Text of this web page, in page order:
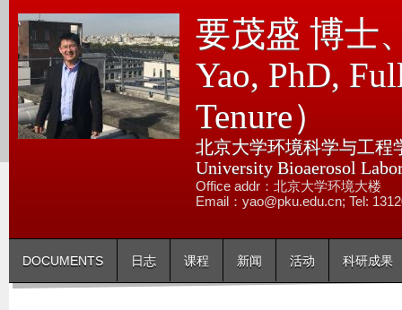
转
主
要
内
部
分
要茂盛 博士
Yao, PhD,
Tenure）
北京大学环境科学与工程
University Bioaerosol
Office addr：北京大学环境大楼
Email：yao@pku.edu.cn; Tel:
DOCUMENTS 日志 课程 新闻 活动 科研成果